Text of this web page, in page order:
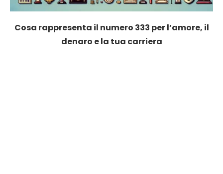
Cosa rappresenta il numero 333 per l’amore, il
denaro e la tua carriera